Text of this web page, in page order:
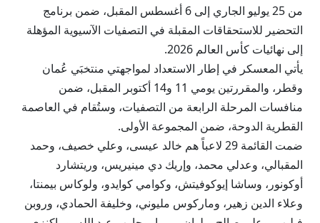
من 25 يوليو الجاري إلى 6 أغسطس المقبل، ضمن برنامج
التحضير للاستحقاقات المقبلة في التصفيات الآسيوية المؤهلة
إلى نهائيات كأس العالم 2026.
يأتي المعسكر في إطار الاستعداد لمواجهتي منتخبَي عُمان
وقطر، والمقررتين يومي 11 و14 أكتوبر المقبل، ضمن
منافسات المرحلة الرابعة من التصفيات، وستُقام في العاصمة
القطرية الدوحة، ضمن المجموعة الأولى.
ضمت القائمة 29 لاعباً هم خالد عيسى، وعلي خصيف، وحمد
المقبالي، وعدلي محمد، وإريك دي مينيريس، وريتشارد
أوكونور، وساشا إيوكوفيتش، وكوامي كوايدو، ولوكاس بيمنتا،
وعلاء الدين زهير، وماركوس مليوني، وخليفة الحمادي، وروبن